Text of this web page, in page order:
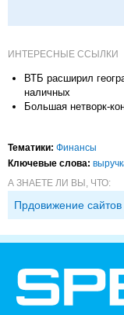
ИНТЕРЕСНЫЕ ССЫЛКИ
ВТБ расширил
наличных
Большая нетворк-
Тематики: Финансы
Ключевые слова:
А ЗНАЕТЕ ЛИ ВЫ, ЧТО:
Прдовижение